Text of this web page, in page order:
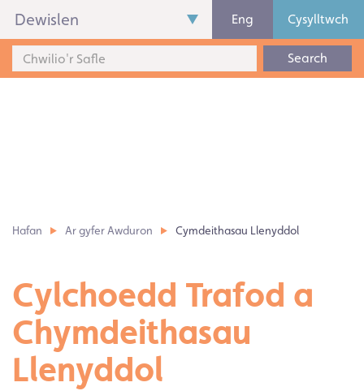
Dewislen Eng Cysylltwch
Search
Hafan Ar gyfer Awduron Cymdeithasau Llenyddol
Cylchoedd Trafod a
Chymdeithasau
Llenyddol